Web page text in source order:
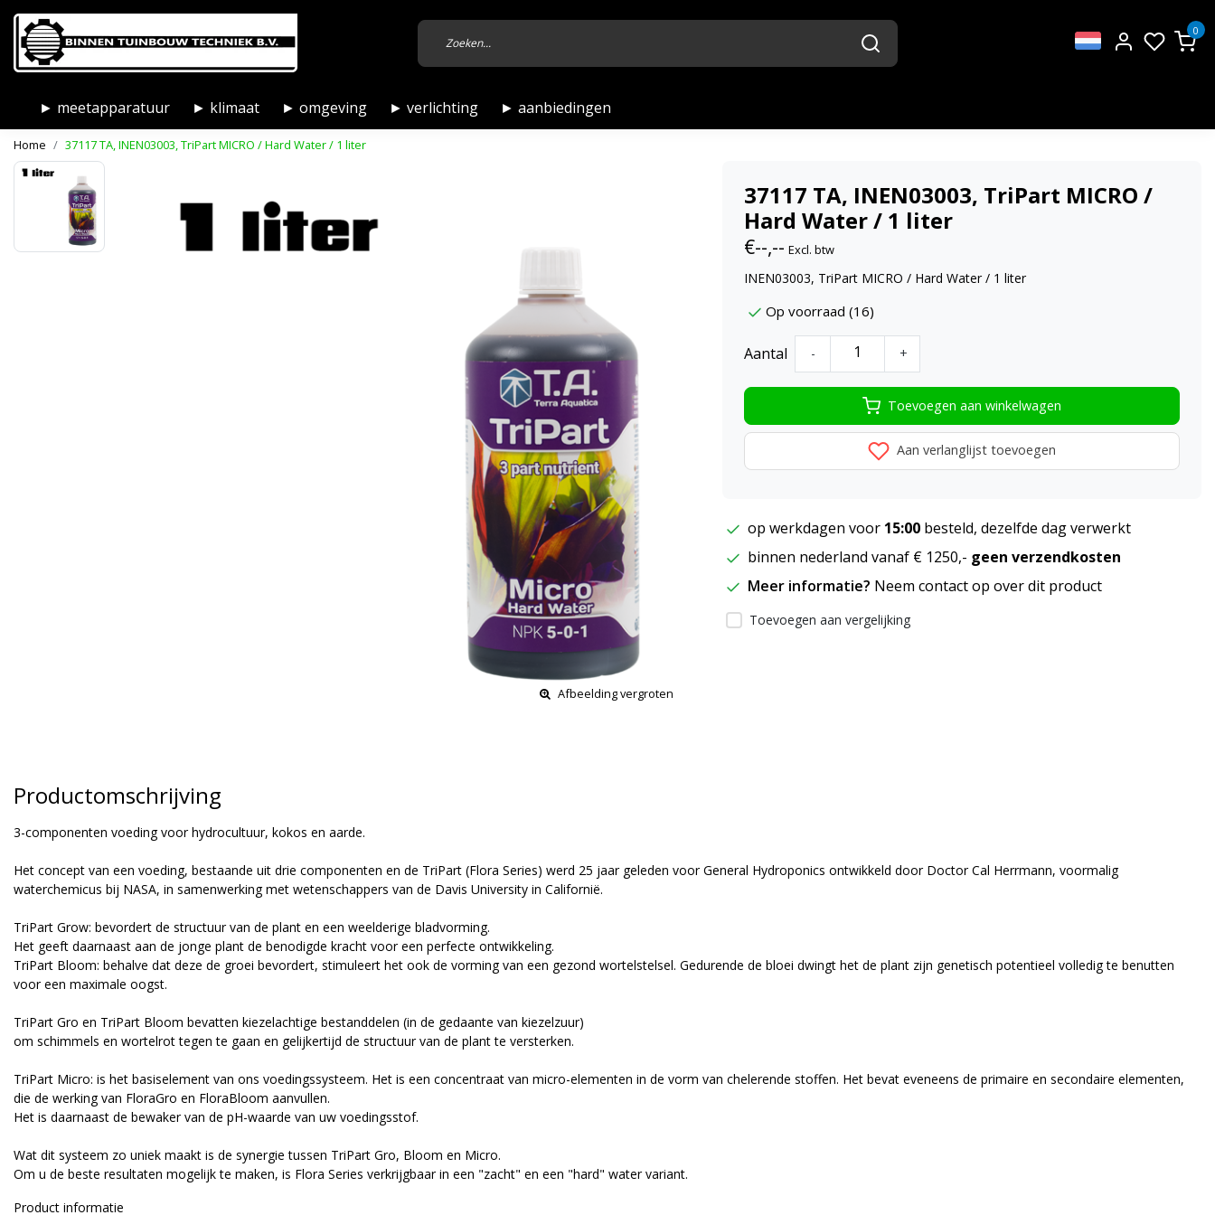
0
► meetapparatuur ► klimaat ► omgeving ► verlichting ► aanbiedingen
Home 37117 TA, INEN03003, TriPart MICRO / Hard Water / 1 liter
Afbeelding vergroten
37117 TA, INEN03003, TriPart MICRO /
Hard Water / 1 liter
€--,-- Excl. btw
INEN03003, TriPart MICRO / Hard Water / 1 liter
Op voorraad (16)
Aantal - +
Toevoegen aan winkelwagen
Aan verlanglijst toevoegen
op werkdagen voor 15:00 besteld, dezelfde dag verwerkt
binnen nederland vanaf € 1250,- geen verzendkosten
Meer informatie? Neem contact op over dit product
Toevoegen aan vergelijking
Productomschrijving
3-componenten voeding voor hydrocultuur, kokos en aarde.
Het concept van een voeding, bestaande uit drie componenten en de TriPart (Flora Series) werd 25 jaar geleden voor General Hydroponics ontwikkeld door Doctor Cal Herrmann, voormalig
waterchemicus bij NASA, in samenwerking met wetenschappers van de Davis University in Californië.
TriPart Grow: bevordert de structuur van de plant en een weelderige bladvorming.
Het geeft daarnaast aan de jonge plant de benodigde kracht voor een perfecte ontwikkeling.
TriPart Bloom: behalve dat deze de groei bevordert, stimuleert het ook de vorming van een gezond wortelstelsel. Gedurende de bloei dwingt het de plant zijn genetisch potentieel volledig te benutten
voor een maximale oogst.
TriPart Gro en TriPart Bloom bevatten kiezelachtige bestanddelen (in de gedaante van kiezelzuur)
om schimmels en wortelrot tegen te gaan en gelijkertijd de structuur van de plant te versterken.
TriPart Micro: is het basiselement van ons voedingssysteem. Het is een concentraat van micro-elementen in de vorm van chelerende stoffen. Het bevat eveneens de primaire en secondaire elementen,
die de werking van FloraGro en FloraBloom aanvullen.
Het is daarnaast de bewaker van de pH-waarde van uw voedingsstof.
Wat dit systeem zo uniek maakt is de synergie tussen TriPart Gro, Bloom en Micro.
Om u de beste resultaten mogelijk te maken, is Flora Series verkrijgbaar in een "zacht" en een "hard" water variant.
Product informatie